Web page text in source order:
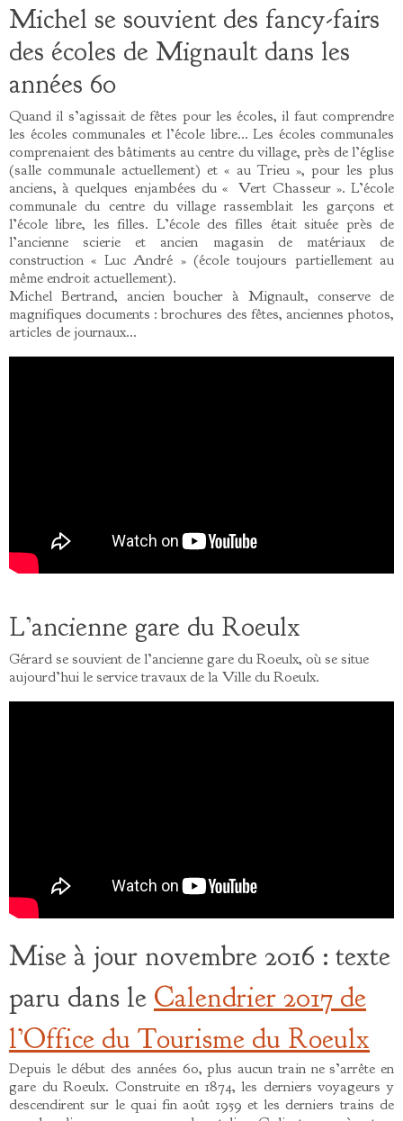
Michel se souvient des fancy-fairs
des écoles de Mignault dans les
années 60
Quand il s’agissait de fêtes pour les écoles, il faut comprendre
les écoles communales et l’école libre… Les écoles communales
comprenaient des bâtiments au centre du village, près de l’église
(salle communale actuellement) et « au Trieu », pour les plus
anciens, à quelques enjambées du « Vert Chasseur ». L’école
communale du centre du village rassemblait les garçons et
l’école libre, les filles. L’école des filles était située près de
l’ancienne scierie et ancien magasin de matériaux de
construction « Luc André » (école toujours partiellement au
même endroit actuellement).
Michel Bertrand, ancien boucher à Mignault, conserve de
magnifiques documents : brochures des fêtes, anciennes photos,
articles de journaux…
L’ancienne gare du Roeulx
Gérard se souvient de l’ancienne gare du Roeulx, où se situe
aujourd’hui le service travaux de la Ville du Roeulx.
Mise à jour novembre 2016 : texte
paru dans le Calendrier 2017 de
l’Office du Tourisme du Roeulx
Depuis le début des années 60, plus aucun train ne s’arrête en
gare du Roeulx. Construite en 1874, les derniers voyageurs y
descendirent sur le quai fin août 1959 et les derniers trains de